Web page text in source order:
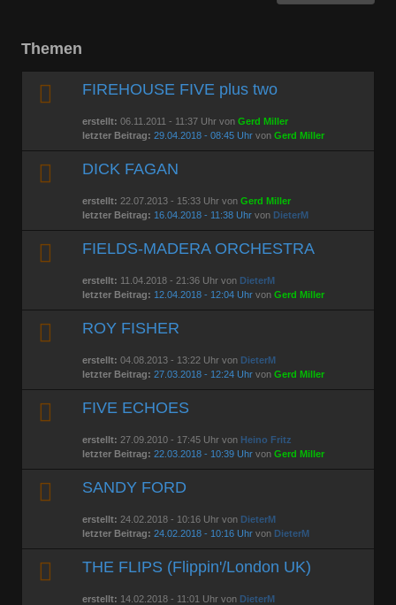
Themen
FIREHOUSE FIVE plus two
erstellt: 06.11.2011 - 11:37 Uhr vonGerd Miller
letzter Beitrag: 29.04.2018 - 08:45 Uhr vonGerd Miller
DICK FAGAN
erstellt: 22.07.2013 - 15:33 Uhr vonGerd Miller
letzter Beitrag: 16.04.2018 - 11:38 Uhr von DieterM
FIELDS-MADERA ORCHESTRA
erstellt: 11.04.2018 - 21:36 Uhr von DieterM
letzter Beitrag: 12.04.2018 - 12:04 Uhr vonGerd Miller
ROY FISHER
erstellt: 04.08.2013 - 13:22 Uhr von DieterM
letzter Beitrag: 27.03.2018 - 12:24 Uhr vonGerd Miller
FIVE ECHOES
erstellt: 27.09.2010 - 17:45 Uhr von Heino Fritz
letzter Beitrag: 22.03.2018 - 10:39 Uhr vonGerd Miller
SANDY FORD
erstellt: 24.02.2018 - 10:16 Uhr von DieterM
letzter Beitrag: 24.02.2018 - 10:16 Uhr von DieterM
THE FLIPS (Flippin'/London UK)
erstellt: 14.02.2018 - 11:01 Uhr von DieterM